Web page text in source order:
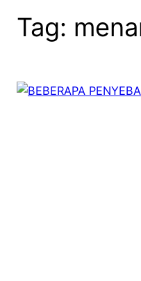
Tag: